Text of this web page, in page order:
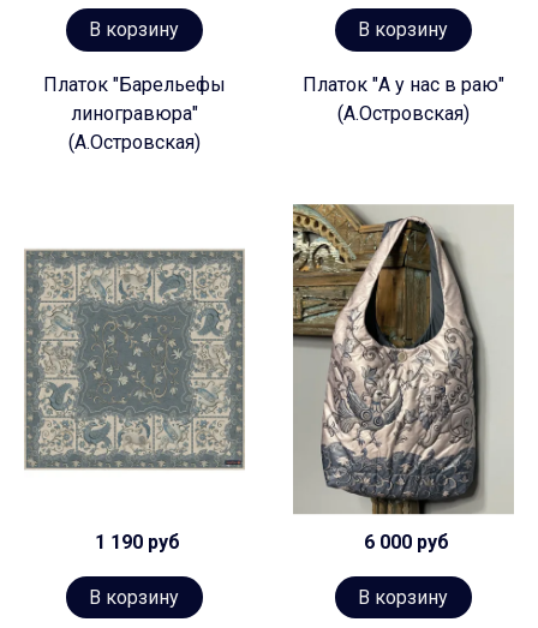
В корзину
Платок "Барельефы
линогравюра"
(А.Островская)
В корзину
Платок "А у нас в раю"
(А.Островская)
1 190 руб
В корзину
6 000 руб
В корзину